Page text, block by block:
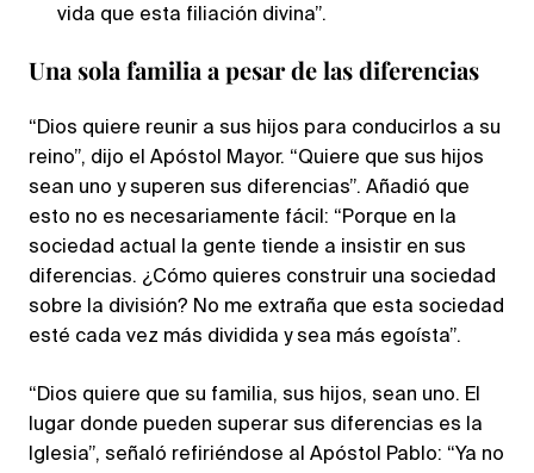
vida que esta filiación divina”.
Una sola familia a pesar de las diferencias
“Dios quiere reunir a sus hijos para conducirlos a su
reino”, dijo el Apóstol Mayor. “Quiere que sus hijos
sean uno y superen sus diferencias”. Añadió que
esto no es necesariamente fácil: “Porque en la
sociedad actual la gente tiende a insistir en sus
diferencias. ¿Cómo quieres construir una sociedad
sobre la división? No me extraña que esta sociedad
esté cada vez más dividida y sea más egoísta”.
“Dios quiere que su familia, sus hijos, sean uno. El
lugar donde pueden superar sus diferencias es la
Iglesia”, señaló refiriéndose al Apóstol Pablo: “Ya no